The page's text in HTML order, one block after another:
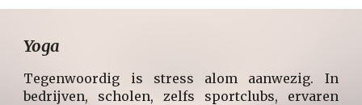
Yoga
Tegenwoordig is stress alom aanwezig. In
bedrijven, scholen, zelfs sportclubs, ervaren